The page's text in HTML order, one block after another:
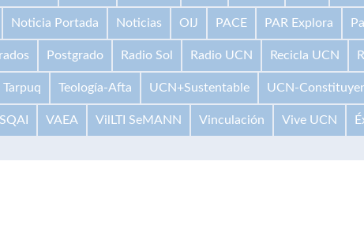
Noticia Portada Noticias OIJ PACE PAR Explora
Postgrado Radio Sol Radio UCN Recicla UCN
Tarpuq Teología-Afta UCN+Sustentable UCN-
VAEA VilLTI SeMANN Vinculación Vive UCN